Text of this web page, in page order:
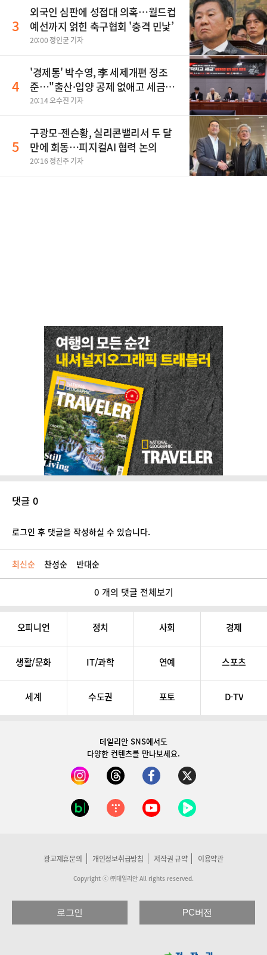
3
외국인 심판에 성접대 의혹…월드컵
예선까지 얽힌 축구협회 '충격 민낯’
20:00 정인균 기자
4
'경제통' 박수영, 李 세제개편 정조
준…"출산·입양 공제 없애고 세금폭
탄"
20:14 오수진 기자
5
구광모-젠슨황, 실리콘밸리서 두 달
만에 회동…피지컬AI 협력 논의
20:16 정진주 기자
댓글 0
로그인 후 댓글을 작성하실 수 있습니다.
최신순 찬성순 반대순
0 개의 댓글 전체보기
오피니언 정치 사회 경제
생활/문화 IT/과학 연예 스포츠
세계 수도권 포토 D-TV
데일리안 SNS에서도
다양한 컨텐츠를 만나보세요.
광고제휴문의 개인정보취급방침 저작권 규약 이용약관
Copyright ⓒ ㈜데일리안 All rights reserved.
로그인 PC버전